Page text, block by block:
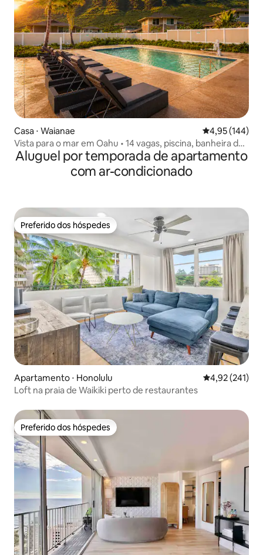
Casa ⋅ Waianae 4,95 de uma
4,95 (144)
Vista para o mar em Oahu • 14 vagas, piscina, banheira de
hidromassagem, praia!
Aluguel por temporada de apartamento
com ar-condicionado
Preferido dos hóspedes
Preferido dos hóspedes
Apartamento ⋅ Honolulu 4,92 de uma
4,92 (241)
Loft na praia de Waikiki perto de restaurantes
Preferido dos hóspedes
Preferido dos hóspedes